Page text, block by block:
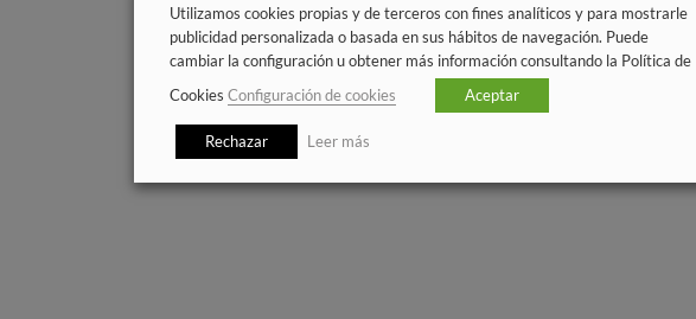
Utilizamos cookies propias y de terceros con fines analíticos y para mostrarle
publicidad personalizada o basada en sus hábitos de navegación. Puede
cambiar la configuración u obtener más información consultando la Política de
Cookies Configuración de cookies Aceptar
Rechazar Leer más